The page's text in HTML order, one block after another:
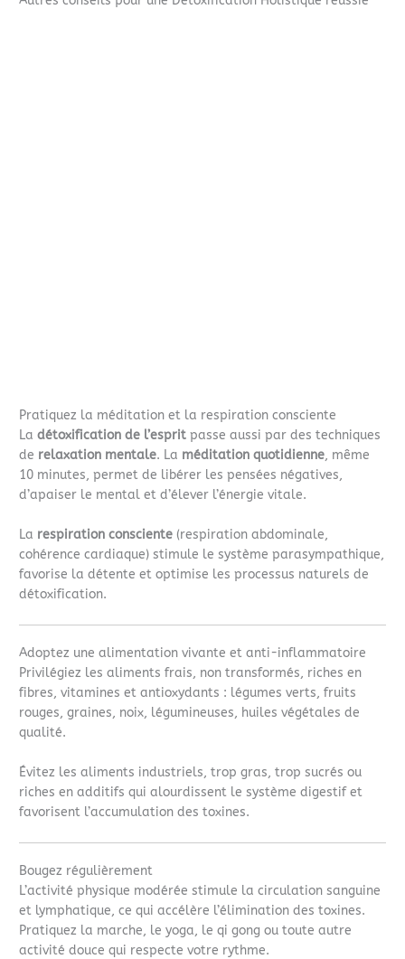
Pratiquez la méditation et la respiration consciente
La détoxification de l’esprit passe aussi par des techniques
de relaxation mentale. La méditation quotidienne, même
10 minutes, permet de libérer les pensées négatives,
d’apaiser le mental et d’élever l’énergie vitale.
La respiration consciente (respiration abdominale,
cohérence cardiaque) stimule le système parasympathique,
favorise la détente et optimise les processus naturels de
détoxification.
Adoptez une alimentation vivante et anti-inflammatoire
Privilégiez les aliments frais, non transformés, riches en
fibres, vitamines et antioxydants : légumes verts, fruits
rouges, graines, noix, légumineuses, huiles végétales de
qualité.
Évitez les aliments industriels, trop gras, trop sucrés ou
riches en additifs qui alourdissent le système digestif et
favorisent l’accumulation des toxines.
Bougez régulièrement
L’activité physique modérée stimule la circulation sanguine
et lymphatique, ce qui accélère l’élimination des toxines.
Pratiquez la marche, le yoga, le qi gong ou toute autre
activité douce qui respecte votre rythme.